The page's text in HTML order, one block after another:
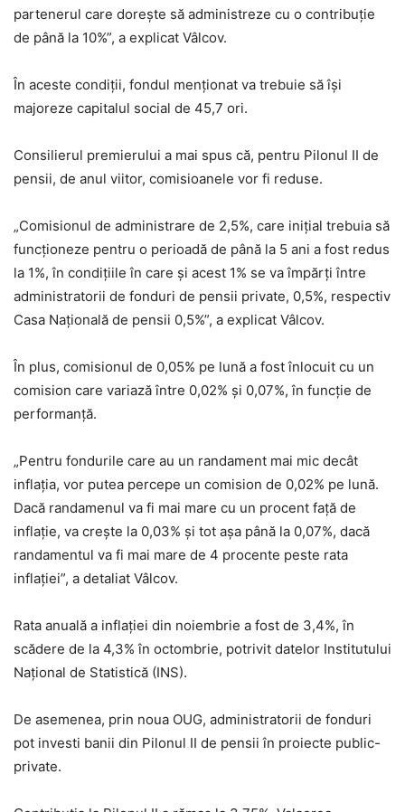
partenerul care dorește să administreze cu o contribuție
de până la 10%”, a explicat Vâlcov.
În aceste condiții, fondul menționat va trebuie să își
majoreze capitalul social de 45,7 ori.
Consilierul premierului a mai spus că, pentru Pilonul II de
pensii, de anul viitor, comisioanele vor fi reduse.
„Comisionul de administrare de 2,5%, care inițial trebuia să
funcționeze pentru o perioadă de până la 5 ani a fost redus
la 1%, în condițiile în care și acest 1% se va împărți între
administratorii de fonduri de pensii private, 0,5%, respectiv
Casa Națională de pensii 0,5%”, a explicat Vâlcov.
În plus, comisionul de 0,05% pe lună a fost înlocuit cu un
comision care variază între 0,02% și 0,07%, în funcție de
performanță.
„Pentru fondurile care au un randament mai mic decât
inflația, vor putea percepe un comision de 0,02% pe lună.
Dacă randamenul va fi mai mare cu un procent față de
inflație, va crește la 0,03% și tot așa până la 0,07%, dacă
randamentul va fi mai mare de 4 procente peste rata
inflației”, a detaliat Vâlcov.
Rata anuală a inflației din noiembrie a fost de 3,4%, în
scădere de la 4,3% în octombrie, potrivit datelor Institutului
Național de Statistică (INS).
De asemenea, prin noua OUG, administratorii de fonduri
pot investi banii din Pilonul II de pensii în proiecte public-
private.